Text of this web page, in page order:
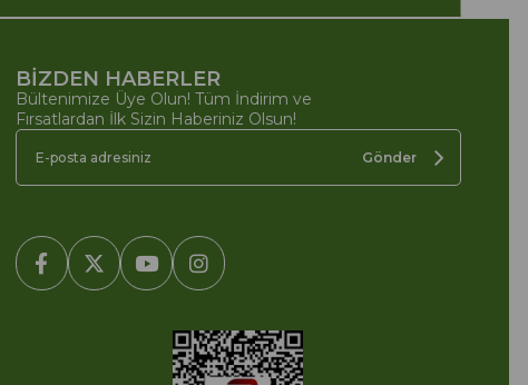
BİZDEN HABERLER
Bültenimize Üye Olun! Tüm İndirim ve
Fırsatlardan İlk Sizin Haberiniz Olsun!
Gönder